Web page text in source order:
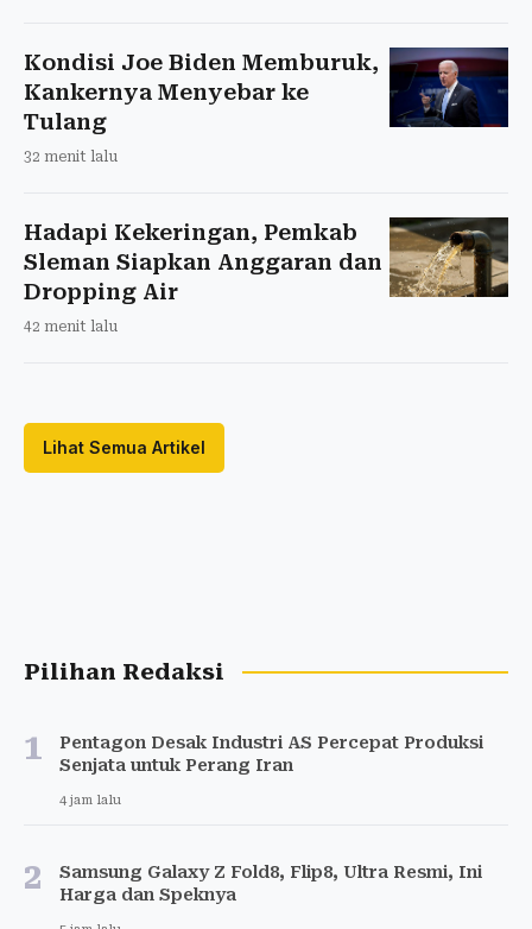
Kondisi Joe Biden Memburuk,
Kankernya Menyebar ke
Tulang
32 menit lalu
Hadapi Kekeringan, Pemkab
Sleman Siapkan Anggaran dan
Dropping Air
42 menit lalu
Lihat Semua Artikel
Pilihan Redaksi
1
Pentagon Desak Industri AS Percepat Produksi
Senjata untuk Perang Iran
4 jam lalu
2
Samsung Galaxy Z Fold8, Flip8, Ultra Resmi, Ini
Harga dan Speknya